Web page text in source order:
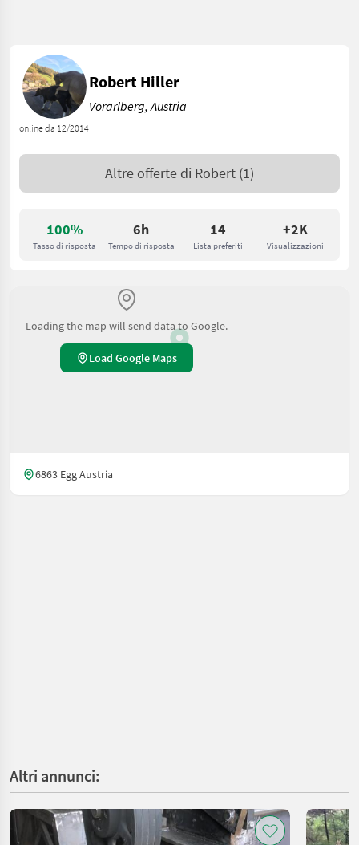
100%
Tasso di risposta
6h
Tempo di risposta
14
Lista preferiti
+2K
Visualizzazioni
online da 12/2014
Robert Hiller
Vorarlberg, Austria
Altre offerte di Robert (1)
Loading the map will send data to Google.
Load Google Maps
6863 Egg Austria
Altri annunci: